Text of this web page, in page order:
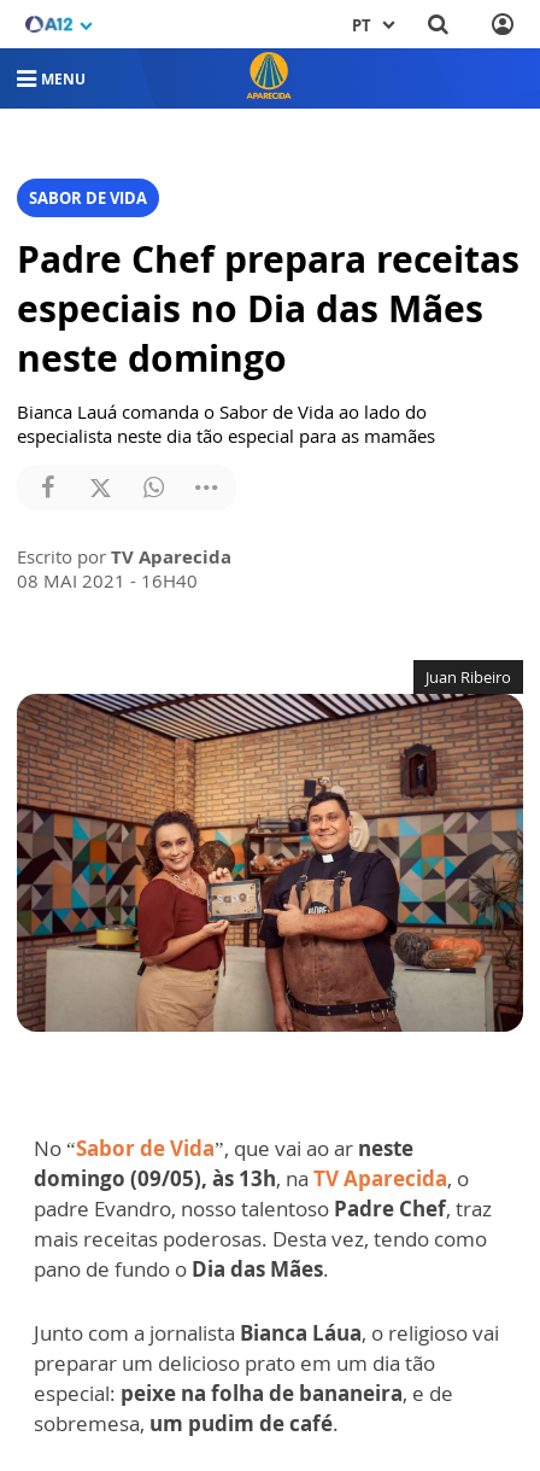
PT
MENU
SABOR DE VIDA
Padre Chef prepara receitas
especiais no Dia das Mães
neste domingo
Bianca Lauá comanda o Sabor de Vida ao lado do
especialista neste dia tão especial para as mamães
Escrito por TV Aparecida
08 MAI 2021 - 16H40
Juan Ribeiro
No “Sabor de Vida”, que vai ao ar neste
domingo (09/05), às 13h, na TV Aparecida, o
padre Evandro, nosso talentoso Padre Chef, traz
mais receitas poderosas. Desta vez, tendo como
pano de fundo o Dia das Mães.
Junto com a jornalista Bianca Láua, o religioso vai
preparar um delicioso prato em um dia tão
especial: peixe na folha de bananeira, e de
sobremesa, um pudim de café.